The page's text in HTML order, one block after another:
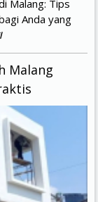
Malang: Tips
Anda yang
Malang